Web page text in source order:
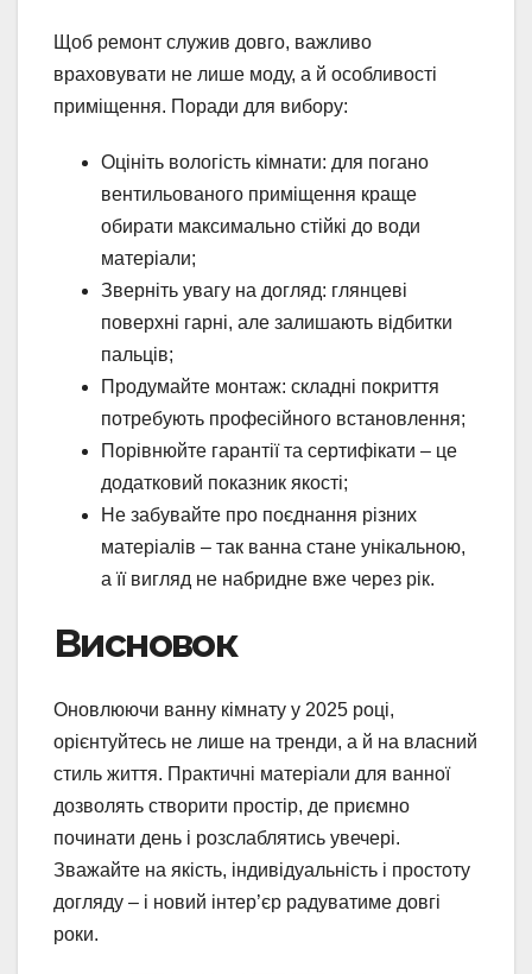
Щоб ремонт служив довго, важливо
враховувати не лише моду, а й особливості
приміщення. Поради для вибору:
Оцініть вологість кімнати: для погано
вентильованого приміщення краще
обирати максимально стійкі до води
матеріали;
Зверніть увагу на догляд: глянцеві
поверхні гарні, але залишають відбитки
пальців;
Продумайте монтаж: складні покриття
потребують професійного встановлення;
Порівнюйте гарантії та сертифікати – це
додатковий показник якості;
Не забувайте про поєднання різних
матеріалів – так ванна стане унікальною,
а її вигляд не набридне вже через рік.
Висновок
Оновлюючи ванну кімнату у 2025 році,
орієнтуйтесь не лише на тренди, а й на власний
стиль життя. Практичні матеріали для ванної
дозволять створити простір, де приємно
починати день і розслаблятись увечері.
Зважайте на якість, індивідуальність і простоту
догляду – і новий інтер’єр радуватиме довгі
роки.